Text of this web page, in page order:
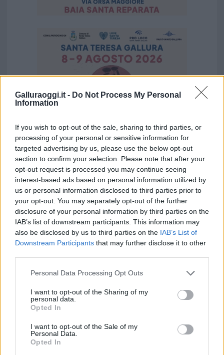
Galluraoggi.it - Do Not Process My Personal
Information
If you wish to opt-out of the sale, sharing to third parties, or
processing of your personal or sensitive information for
targeted advertising by us, please use the below opt-out
section to confirm your selection. Please note that after your
opt-out request is processed you may continue seeing
interest-based ads based on personal information utilized by
us or personal information disclosed to third parties prior to
your opt-out. You may separately opt-out of the further
disclosure of your personal information by third parties on the
IAB’s list of downstream participants. This information may
also be disclosed by us to third parties on the IAB’s List of
Downstream Participants that may further disclose it to other
Please note that this website/app uses one or more Google
not limited to your visit or usage behaviour. You may click to
grant or deny consent to Google and its third-party tags to
use your data for below specified purposes in below Google
consent section.
Personal Data Processing Opt Outs
I want to opt-out of the Sharing of my
personal data.
Opted In
I want to opt-out of the Sale of my
Personal Data.
Opted In
Vuoi rimuovere le pubblicità nazionali?
Puoi abbonarti asoli € 1,10 al mese
cliccandoqui
Sei già abbonato?
Puoi effettuare l'accesso andando nella
cliccandoqui
TEMI: Bando Arzachena
Comune Arzachena
Contributi Arzacehna